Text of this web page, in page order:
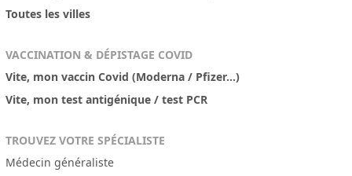
Toutes les villes
VACCINATION & DÉPISTAGE COVID
Vite, mon vaccin Covid (Moderna / Pfizer...)
Vite, mon test antigénique / test PCR
TROUVEZ VOTRE SPÉCIALISTE
Médecin généraliste